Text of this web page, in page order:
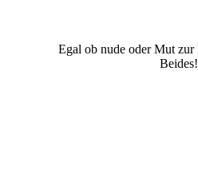
Egal ob nude oder Mut zur
Beides!